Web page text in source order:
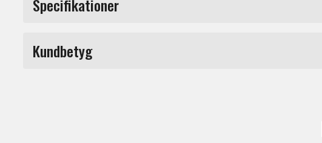
olyckshändelser.
Specifikationer
Kundbetyg